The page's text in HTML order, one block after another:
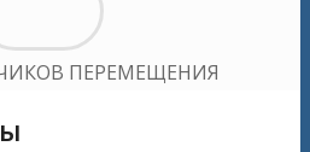
ПЕРЕМЕЩЕНИЯ